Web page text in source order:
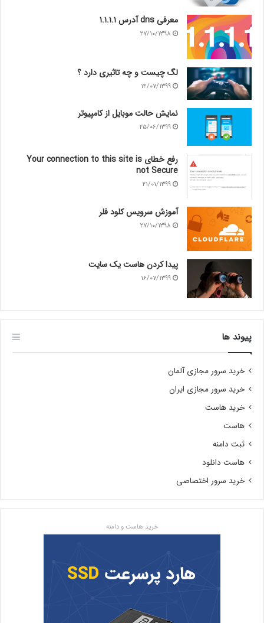
معرفی dns آدرس ۱.۱.۱.۱
۲۷/۱۰/۱۳۹۸
لگ چیست و چه تاثیری دارد ؟
۱۴/۰۷/۱۳۹۹
نمایش حالت موبایل از کامپیوتر
۲۵/۰۶/۱۳۹۹
رفع خطای Your connection to this site is
not Secure
۲۱/۰۱/۱۳۹۹
آموزش سرویس کلود فلر
۲۷/۱۰/۱۳۹۸
پیدا کردن هاست یک سایت
۱۶/۰۷/۱۳۹۹
پیوند ها
خرید سرور مجازی آلمان
خرید سرور مجازی ایران
خرید هاست
هاست
ثبت دامنه
هاست دانلود
خرید سرور اختصاصی
خرید هاست و دامنه